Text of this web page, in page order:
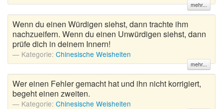
mehr...
Wenn du einen Würdigen siehst, dann trachte ihm
nachzueifern. Wenn du einen Unwürdigen siehst, dann
prüfe dich in deinem Innern!
Kategorie: Chinesische Weisheiten
mehr...
Wer einen Fehler gemacht hat und ihn nicht korrigiert,
begeht einen zweiten.
Kategorie: Chinesische Weisheiten